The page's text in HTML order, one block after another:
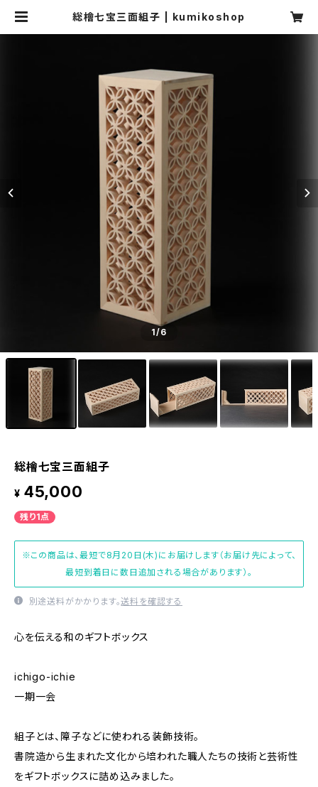
総檜七宝三面組子 | kumikoshop
1/6
総檜七宝三面組子
¥ 45,000
残り1点
※この商品は、最短で8月20日(木)にお届けします（お届け先によって、
最短到着日に数日追加される場合があります）。
別途送料がかかります。送料を確認する
心を伝える和のギフトボックス
ichigo-ichie
一期一会
組子とは、障子などに使われる装飾技術。
書院造から生まれた文化から培われた職人たちの技術と芸術性
をギフトボックスに詰め込みました。